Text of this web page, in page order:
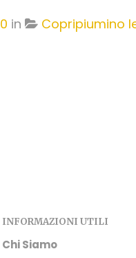
in
Copripiumino
INFORMAZIONI UTILI
Chi Siamo